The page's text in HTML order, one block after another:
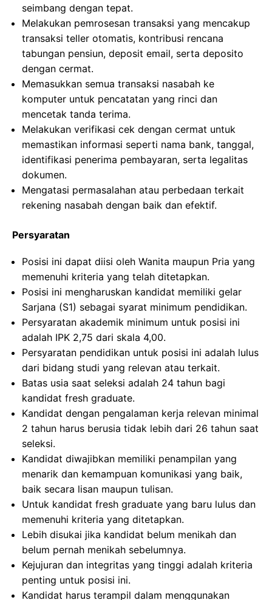
seimbang dengan tepat.
Melakukan pemrosesan transaksi yang mencakup
transaksi teller otomatis, kontribusi rencana
tabungan pensiun, deposit email, serta deposito
dengan cermat.
Memasukkan semua transaksi nasabah ke
komputer untuk pencatatan yang rinci dan
mencetak tanda terima.
Melakukan verifikasi cek dengan cermat untuk
memastikan informasi seperti nama bank, tanggal,
identifikasi penerima pembayaran, serta legalitas
dokumen.
Mengatasi permasalahan atau perbedaan terkait
rekening nasabah dengan baik dan efektif.
Persyaratan
Posisi ini dapat diisi oleh Wanita maupun Pria yang
memenuhi kriteria yang telah ditetapkan.
Posisi ini mengharuskan kandidat memiliki gelar
Sarjana (S1) sebagai syarat minimum pendidikan.
Persyaratan akademik minimum untuk posisi ini
adalah IPK 2,75 dari skala 4,00.
Persyaratan pendidikan untuk posisi ini adalah lulus
dari bidang studi yang relevan atau terkait.
Batas usia saat seleksi adalah 24 tahun bagi
kandidat fresh graduate.
Kandidat dengan pengalaman kerja relevan minimal
2 tahun harus berusia tidak lebih dari 26 tahun saat
seleksi.
Kandidat diwajibkan memiliki penampilan yang
menarik dan kemampuan komunikasi yang baik,
baik secara lisan maupun tulisan.
Untuk kandidat fresh graduate yang baru lulus dan
memenuhi kriteria yang ditetapkan.
Lebih disukai jika kandidat belum menikah dan
belum pernah menikah sebelumnya.
Kejujuran dan integritas yang tinggi adalah kriteria
penting untuk posisi ini.
Kandidat harus terampil dalam menggunakan